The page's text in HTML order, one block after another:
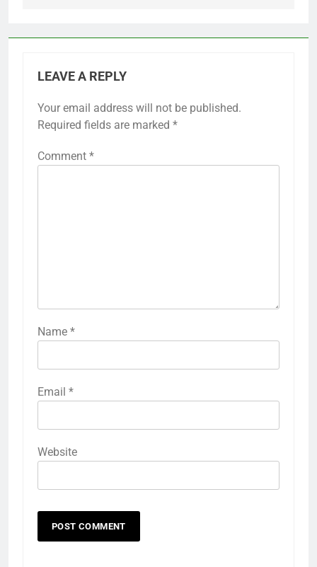
LEAVE A REPLY
Your email address will not be published.
Required fields are marked *
Comment *
Name *
Email *
Website